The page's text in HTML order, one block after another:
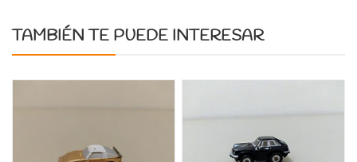
TAMBIÉN TE PUEDE INTERESAR